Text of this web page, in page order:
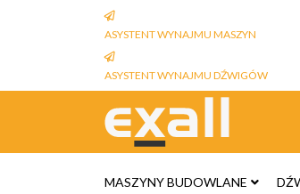
ASYSTENT WYNAJMU MASZYN
ASYSTENT WYNAJMU DŹWIGÓW
MASZYNY BUDOWLANE